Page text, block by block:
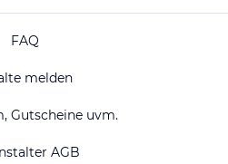
FAQ
melden
Gutscheine uvm.
AGB